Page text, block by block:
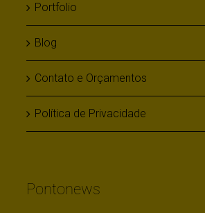
Portfolio
Blog
Contato e Orçamentos
Política de Privacidade
Pontonews